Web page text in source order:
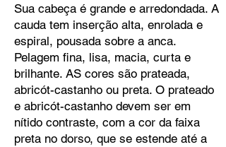
Sua cabeça é grande e arredondada. A
cauda tem inserção alta, enrolada e
espiral, pousada sobre a anca.
Pelagem fina, lisa, macia, curta e
brilhante. AS cores são prateada,
abricót-castanho ou preta. O prateado
e abricót-castanho devem ser em
nítido contraste, com a cor da faixa
preta no dorso, que se estende até a